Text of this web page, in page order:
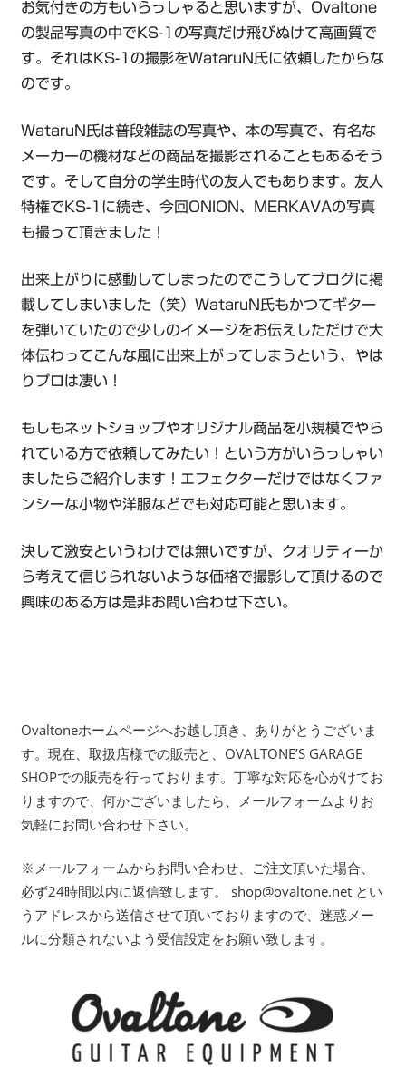
お気付きの方もいらっしゃると思いますが、Ovaltone
の製品写真の中でKS-1の写真だけ飛びぬけて高画質で
す。それはKS-1の撮影をWataruN氏に依頼したからな
のです。
WataruN氏は普段雑誌の写真や、本の写真で、有名な
メーカーの機材などの商品を撮影されることもあるそう
です。そして自分の学生時代の友人でもあります。友人
特権でKS-1に続き、今回ONION、MERKAVAの写真
も撮って頂きました！
出来上がりに感動してしまったのでこうしてブログに掲
載してしまいました（笑）WataruN氏もかつてギター
を弾いていたので少しのイメージをお伝えしただけで大
体伝わってこんな風に出来上がってしまうという、やは
りプロは凄い！
もしもネットショップやオリジナル商品を小規模でやら
れている方で依頼してみたい！という方がいらっしゃい
ましたらご紹介します！エフェクターだけではなくファ
ンシーな小物や洋服などでも対応可能と思います。
決して激安というわけでは無いですが、クオリティーか
ら考えて信じられないような価格で撮影して頂けるので
興味のある方は是非お問い合わせ下さい。
Ovaltoneホームページへお越し頂き、ありがとうございま
す。現在、取扱店様での販売と、OVALTONE’S GARAGE
SHOPでの販売を行っております。丁寧な対応を心がけてお
りますので、何かございましたら、メールフォームよりお
気軽にお問い合わせ下さい。
※メールフォームからお問い合わせ、ご注文頂いた場合、
必ず24時間以内に返信致します。 shop@ovaltone.net とい
うアドレスから送信させて頂いておりますので、迷惑メー
ルに分類されないよう受信設定をお願い致します。